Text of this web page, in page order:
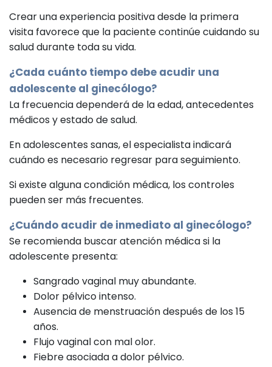
Crear una experiencia positiva desde la primera
visita favorece que la paciente continúe cuidando su
salud durante toda su vida.
¿Cada cuánto tiempo debe acudir una
adolescente al ginecólogo?
La frecuencia dependerá de la edad, antecedentes
médicos y estado de salud.
En adolescentes sanas, el especialista indicará
cuándo es necesario regresar para seguimiento.
Si existe alguna condición médica, los controles
pueden ser más frecuentes.
¿Cuándo acudir de inmediato al ginecólogo?
Se recomienda buscar atención médica si la
adolescente presenta:
Sangrado vaginal muy abundante.
Dolor pélvico intenso.
Ausencia de menstruación después de los 15
años.
Flujo vaginal con mal olor.
Fiebre asociada a dolor pélvico.